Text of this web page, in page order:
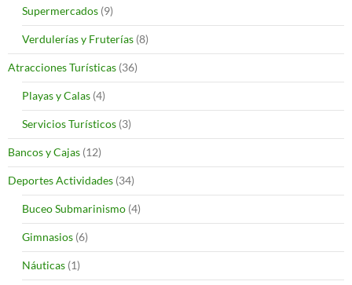
Supermercados (9)
Verdulerías y Fruterías (8)
Atracciones Turísticas (36)
Playas y Calas (4)
Servicios Turísticos (3)
Bancos y Cajas (12)
Deportes Actividades (34)
Buceo Submarinismo (4)
Gimnasios (6)
Náuticas (1)